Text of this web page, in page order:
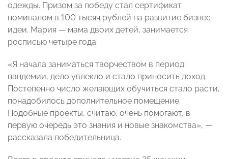
одежды. Призом за победу стал сертификат
номиналом в 100 тысяч рублей на развитие бизнес-
идеи. Мария — мама двоих детей, занимается
росписью четыре года.
«Я начала заниматься творчеством в период
пандемии, дело увлекло и стало приносить доход.
Постепенно число желающих обучиться стало расти,
понадобилось дополнительное помещение.
Подобные проекты, считаю, очень помогают, в
первую очередь это знания и новые знакомства», —
рассказала победительница.